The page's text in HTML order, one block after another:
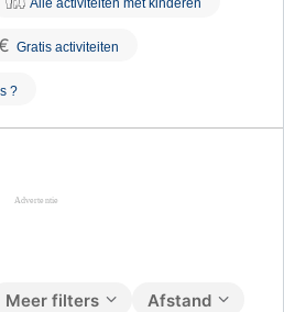
Alle activiteiten met kinderen
Gratis activiteiten
?
Afstand
Meer filters